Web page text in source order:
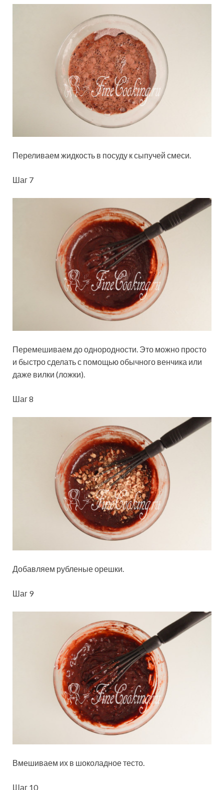
Переливаем жидкость в посуду к сыпучей смеси.
Шаг 7
Перемешиваем до однородности. Это можно просто
и быстро сделать с помощью обычного венчика или
даже вилки (ложки).
Шаг 8
Добавляем рубленые орешки.
Шаг 9
Вмешиваем их в шоколадное тесто.
Шаг 10